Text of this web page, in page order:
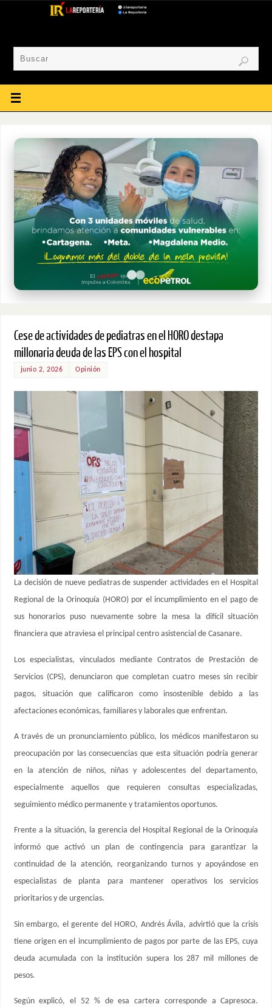
Cese de actividades de pediatras en el HORO destapa
millonaria deuda de las EPS con el hospital
junio 2, 2026 Opinión
La decisión de nueve pediatras de suspender actividades en el Hospital
Regional de la Orinoquía (HORO) por el incumplimiento en el pago de
sus honorarios puso nuevamente sobre la mesa la difícil situación
financiera que atraviesa el principal centro asistencial de Casanare.
Los especialistas, vinculados mediante Contratos de Prestación de
Servicios (CPS), denunciaron que completan cuatro meses sin recibir
pagos, situación que calificaron como insostenible debido a las
afectaciones económicas, familiares y laborales que enfrentan.
A través de un pronunciamiento público, los médicos manifestaron su
preocupación por las consecuencias que esta situación podría generar
en la atención de niños, niñas y adolescentes del departamento,
especialmente aquellos que requieren consultas especializadas,
seguimiento médico permanente y tratamientos oportunos.
Frente a la situación, la gerencia del Hospital Regional de la Orinoquía
informó que activó un plan de contingencia para garantizar la
continuidad de la atención, reorganizando turnos y apoyándose en
especialistas de planta para mantener operativos los servicios
prioritarios y de urgencias.
Sin embargo, el gerente del HORO, Andrés Ávila, advirtió que la crisis
tiene origen en el incumplimiento de pagos por parte de las EPS, cuya
deuda acumulada con la institución supera los 287 mil millones de
pesos.
Según explicó, el 52 % de esa cartera corresponde a Capresoca.